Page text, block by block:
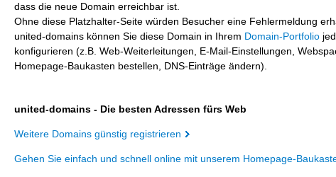
dass die neue Domain erreichbar ist.
Ohne diese Platzhalter-Seite würden Besucher eine Fehlermeldung
united-domains können Sie diese Domain in Ihrem Domain-Portfolio
konfigurieren (z.B. Web-Weiterleitungen, E-Mail-Einstellungen,
Homepage-Baukasten bestellen, DNS-Einträge ändern).
united-domains - Die besten Adressen fürs Web
Weitere Domains günstig registrieren
Gehen Sie einfach und schnell online mit unserem Homepage-